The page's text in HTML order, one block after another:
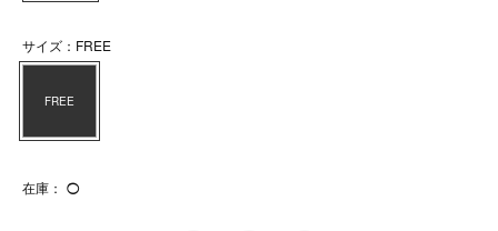
サイズ：FREE
FREE
在庫： ◯